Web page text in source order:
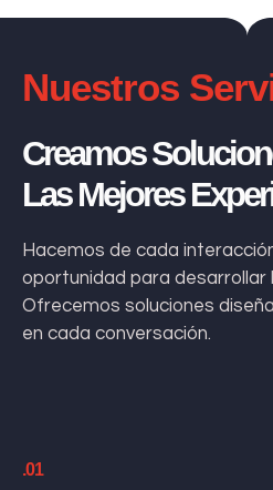
Nuestros
Creamos
Las Mejores
Hacemos de cada
oportunidad para desarrollar
Ofrecemos soluciones
en cada conversación.
.01